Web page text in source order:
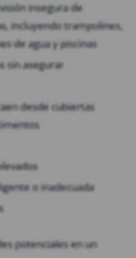
insegura de
incluyendo trampolines,
de agua y piscinas
sin asegurar
desde cubiertas
o inadecuada
potenciales en un